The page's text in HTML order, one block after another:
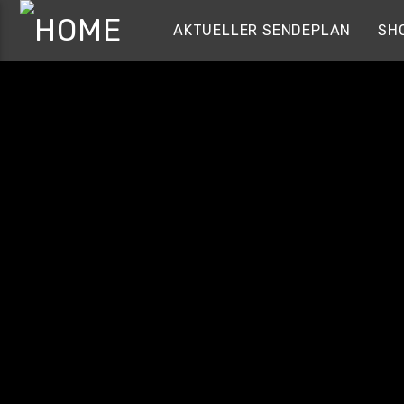
AKTUELLER SENDEPLAN